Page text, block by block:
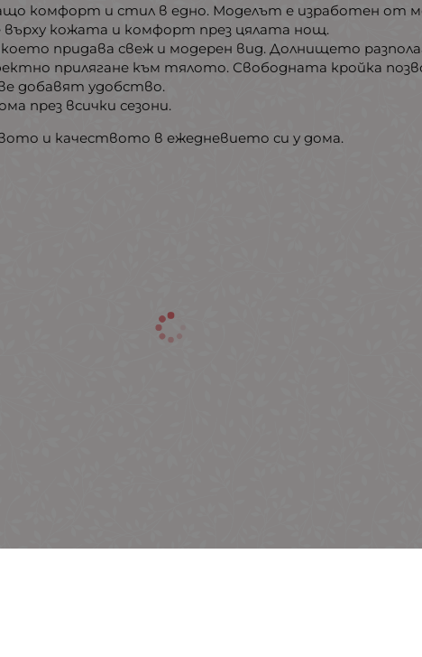
комфорт и стил в едно. Моделът е изработен от
кожата и комфорт през цялата нощ.
придава свеж и модерeн вид. Долнището
прилягане към тялото. Свободната кройка
добавят удобство.
през всички сезони.
и качеството в ежедневието си у дома.